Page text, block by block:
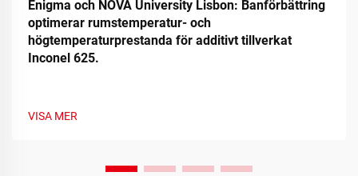
Enigma och NOVA University Lisbon: Banförbättring
optimerar rumstemperatur- och
högtemperaturprestanda för additivt tillverkat
Inconel 625.
VISA MER